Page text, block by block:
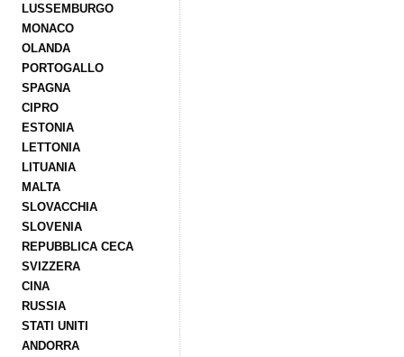
LUSSEMBURGO
MONACO
OLANDA
PORTOGALLO
SPAGNA
CIPRO
ESTONIA
LETTONIA
LITUANIA
MALTA
SLOVACCHIA
SLOVENIA
REPUBBLICA CECA
SVIZZERA
CINA
RUSSIA
STATI UNITI
ANDORRA